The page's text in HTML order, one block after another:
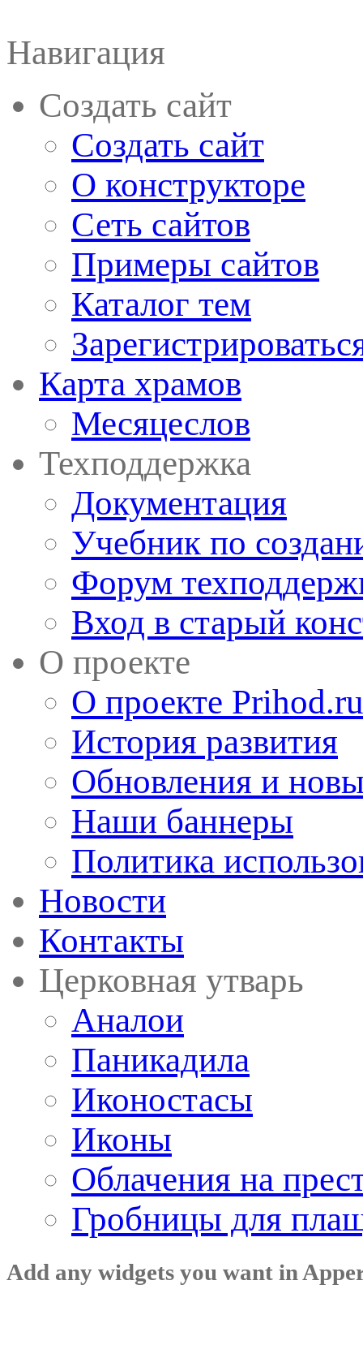
Навигация
Создать сайт
Создать сайт
О конструкторе
Сеть сайтов
Примеры сайтов
Каталог тем
Карта храмов
Месяцеслов
Техподдержка
Документация
Учебник по
Форум
Вход в старый
О проекте
О проекте Prihod.ru
История развития
Обновления и
Наши баннеры
Политика
Новости
Контакты
Церковная утварь
Аналои
Паникадила
Иконостасы
Иконы
Облачения на
Гробницы для
Add any widgets you want in